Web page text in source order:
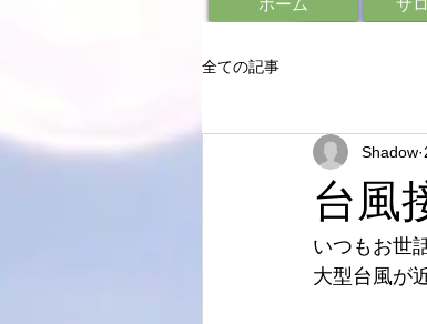
ホーム サ
全ての記事
台風
Shadow
いつもお世
大型台風が